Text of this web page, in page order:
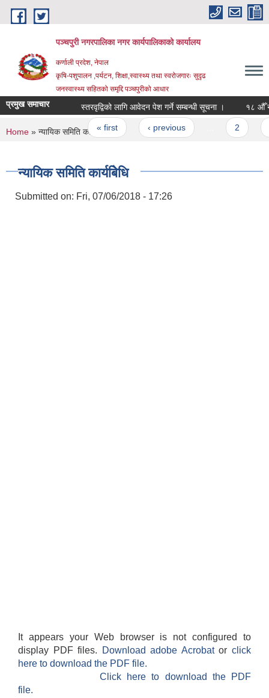
Skip to main content
पञ्चपुरी नगरपालिका नगर कार्यपालिकाको कार्यालय
कर्णाली प्रदेश, नेपाल
कृषि-पशुपालन ,पर्यटन, शिक्षा,स्वास्थ्य तथा स्वरोजगारः सुदृढ
जनस्वास्थ्य सहितको समृद्दि पञ्चपुरीको आधार
प्रमुख समाचार स्तरवृद्विको लागि आवेदन पेश गर्ने सम्बन्धी सूचना । १८ औँ
Pages
« first ‹ previous
You are here
Home » न्यायिक समिति कार्यबिेधि
न्यायिक समिति कार्यबिेधि
Submitted on: Fri, 07/06/2018 - 17:26
It appears your Web browser is not configured to
display PDF files.
Download adobe Acrobatorclick
here to download the PDF file.
Click here to download the PDF
file.